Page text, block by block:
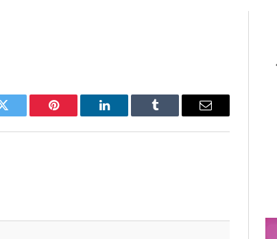
Twitter Pinterest LinkedIn Tumblr Email